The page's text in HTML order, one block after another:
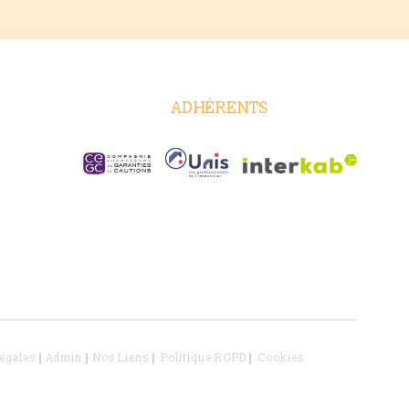
ADHÉRENTS
Admin Nos Liens Politique RGPD Cookies